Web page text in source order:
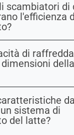
scambiatori di
l'efficienza
di
sistema di
del latte?